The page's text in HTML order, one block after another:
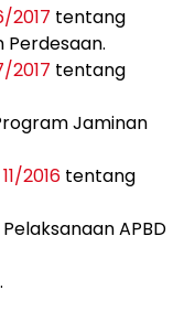
2017 tentang
Perdesaan.
2017 tentang
Jaminan
11/2016 tentang
APBD